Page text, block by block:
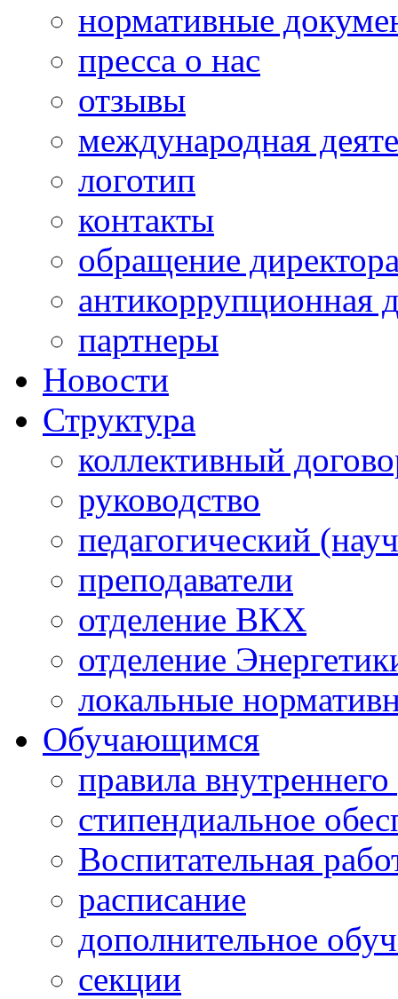
нормативные
пресса о нас
отзывы
международная
логотип
контакты
обращение
антикоррупционная
партнеры
Новости
Структура
коллективный
руководство
педагогический
преподаватели
отделение ВКХ
отделение
локальные
Обучающимся
правила
стипендиальное
Воспитательная
расписание
дополнительное
секции